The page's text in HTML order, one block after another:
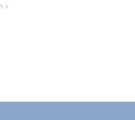
>